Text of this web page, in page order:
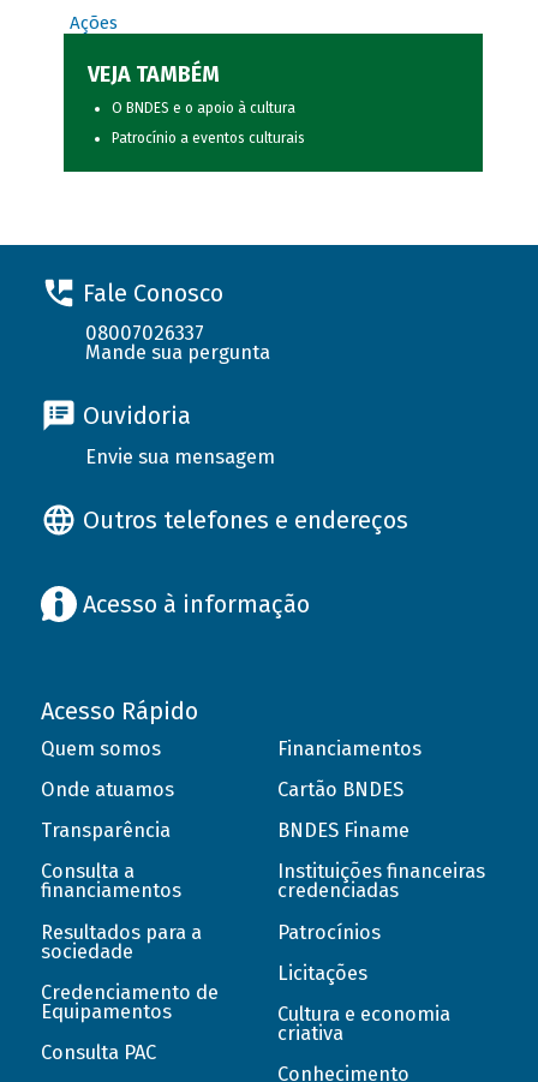
Ações
VEJA TAMBÉM
O BNDES e o apoio à cultura
Patrocínio a eventos culturais
Fale Conosco
08007026337
Mande sua pergunta
Ouvidoria
Envie sua mensagem
Outros telefones e endereços
Acesso à informação
Acesso Rápido
Quem somos
Onde atuamos
Transparência
Consulta a
financiamentos
Resultados para a
sociedade
Credenciamento de
Equipamentos
Consulta PAC
Financiamentos
Cartão BNDES
BNDES Finame
Instituições financeiras
credenciadas
Patrocínios
Licitações
Cultura e economia
criativa
Conhecimento